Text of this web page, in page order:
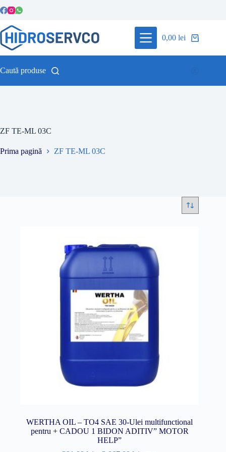
la
Coș
0,00lei
Caută produse
ZF TE-ML 03C
Prima pagină ZF TE-ML 03C
WERTHA OIL – TO4 SAE 30-Ulei multifunctional
pentru + CADOU 1 BIDON ADITIV” MOTOR
HELP”